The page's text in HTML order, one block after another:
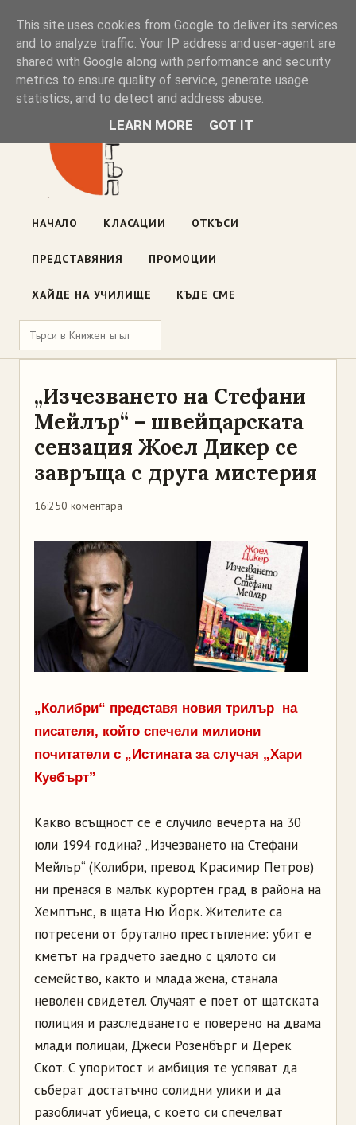
Книжен ъгъл
Блог на книжарницата — класации, откъси, нови книги
ул. „Оборище" 117, София· пон–пет 10:00–19:00 ·
НАЧАЛО КЛАСАЦИИ ОТКЪСИ
ПРЕДСТАВЯНИЯ ПРОМОЦИИ
ХАЙДЕ НА УЧИЛИЩЕ КЪДЕ СМЕ
„Изчезването на Стефани
Мейлър“ – швейцарската
сензация Жоел Дикер се
завръща с друга мистерия
16:250 коментара
„Колибри“ представя новия трилър на
писателя, който спечели милиони
почитатели с „Истината за случая „Хари
Куебърт”
Какво всъщност се е случило вечерта на 30
юли 1994 година? „Изчезването на Стефани
Мейлър“ (Колибри, превод Красимир Петров)
ни пренася в малък курортен град в района на
Хемптънс, в щата Ню Йорк. Жителите са
потресени от брутално престъпление: убит е
кметът на градчето заедно с цялото си
семейство, както и млада жена, станала
неволен свидетел. Случаят е поет от щатската
полиция и разследването е поверено на двама
млади полицаи, Джеси Розенбърг и Дерек
Скот. С упоритост и амбиция те успяват да
съберат достатъчно солидни улики и да
разобличат убиеца, с което си спечелват
This site uses cookies from Google to deliver its services
and to analyze traffic. Your IP address and user-agent are
shared with Google along with performance and security
metrics to ensure quality of service, generate usage
statistics, and to detect and address abuse.
LEARN MORE GOT IT